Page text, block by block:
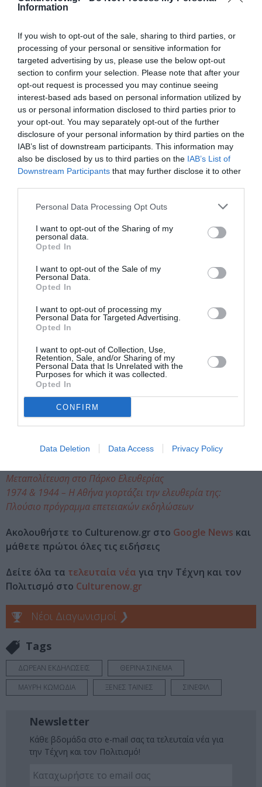
Information
If you wish to opt-out of the sale, sharing to third parties, or
processing of your personal or sensitive information for
targeted advertising by us, please use the below opt-out
section to confirm your selection. Please note that after your
opt-out request is processed you may continue seeing
interest-based ads based on personal information utilized by
us or personal information disclosed to third parties prior to
your opt-out. You may separately opt-out of the further
disclosure of your personal information by third parties on the
IAB’s list of downstream participants. This information may
also be disclosed by us to third parties on the IAB’s List of
Downstream Participants that may further disclose it to other
Personal Data Processing Opt Outs
I want to opt-out of the Sharing of my
personal data.
Opted In
I want to opt-out of the Sale of my
Personal Data.
Opted In
I want to opt-out of processing my
Personal Data for Targeted Advertising.
Opted In
I want to opt-out of Collection, Use,
Retention, Sale, and/or Sharing of my
Personal Data that Is Unrelated with the
Purposes for which it was collected.
Opted In
CONFIRM
Data Deletion Data Access Privacy Policy
αφιερώματος, που πραγματοποιείται με ελεύθερη
είσοδο στο Πάρκο Ελευθερίας, στο πλαίσιο
εκδηλώσεων«1974 & 1944 – Η Αθήνα γιορτάζει την
ελευθερία της», θα παίξει και το«Φάντασμα της
Ελευθερίας»του Λουίς Μπουνιουέλ (Luis Buñuel).
Συγκεκριμένα για το μπουνιουελικό αριστούργημα
δίνουμε ραντεβού τηνΤρίτη 16 Ιουλίου, στις21:15
στοΠάρκο Ελευθερίας!
Δείτε το πρόγραμμα των προβολώνεδώ.
Πηγές & Βιβλιογραφία
Lanzagorta)
-criterion.com (The Phantom of Liberty
-mubi.com ( The Phantom of Liberty
-Λεξικό ταινιών – Με κριτικές του Βασίλη Ραφαηλίδη (Τόμος
ΙΙΙ, Μπερτολούτσι – Σαμπρόλ), εκδόσεις Αιγόκερως, 1982
-«Μανιφέστο του σουρρεαλισμού (1924)», Μανιφέστα του
σουρρεαλισμού, Βιβλιοπωλείο «Δωδώνη», Αθήνα 1972
-Εισαγωγή στη θεωρία του κινηματογράφου, Stam Robert,
εκδόσεις Πατάκη, 2020
-Μπουνιουέλ – Σειρά: «Πρόσωπα / Ιδέες» – Κινηματογράφος,
εκδόσεις Πλέθρον, 1984
Διαβάστε επίσης:
Μεταπολίτευση στο Πάρκο Ελευθερίας
1974 & 1944 – Η Αθήνα γιορτάζει την ελευθερία της:
Πλούσιο πρόγραμμα επετειακών εκδηλώσεων
Ακολουθήστε το Culturenow.gr στο Google News και
μάθετε πρώτοι όλες τις ειδήσεις
Δείτε όλα τα τελευταία νέα για την Τέχνη και τον
Πολιτισμό στο Culturenow.gr
Νέοι Διαγωνισμοί ❯
Tags
ΔΩΡΕΑΝ ΕΚΔΗΛΩΣΕΙΣ
ΘΕΡΙΝΑ ΣΙΝΕΜΑ
ΜΑΥΡΗ ΚΩΜΩΔΙΑ
ΞΕΝΕΣ ΤΑΙΝΙΕΣ ΣΙΝΕΦΙΛ
Newsletter
Κάθε βδομάδα στο e-mail σας τα τελευταία νέα για
την Τέχνη και τον Πολιτισμό!